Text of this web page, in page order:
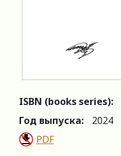
ISBN (books series):
Год выпуска:
2024
PDF